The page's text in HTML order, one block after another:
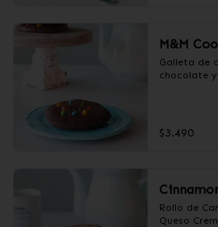
M&M
Galleta de
chocolate y
$3.490
Rollo de
Queso